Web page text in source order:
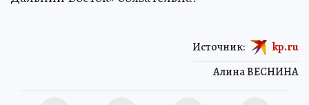
Алина ВЕСНИНА
Источник: kp.ru